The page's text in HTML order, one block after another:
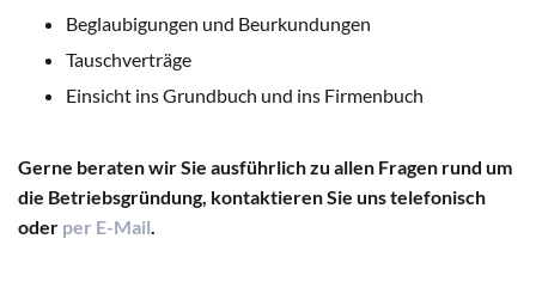
Beglaubigungen und Beurkundungen
Tauschverträge
Einsicht ins Grundbuch und ins Firmenbuch
Gerne beraten wir Sie ausführlich zu allen Fragen rund um
die Betriebsgründung, kontaktieren Sie uns telefonisch
oder per E-Mail.